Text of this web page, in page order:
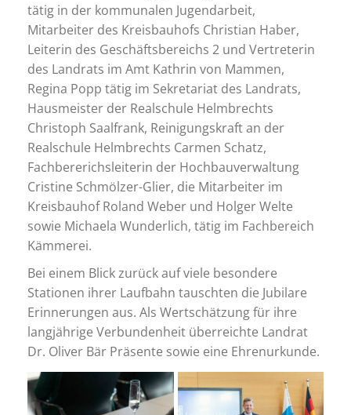
tätig in der kommunalen Jugendarbeit,
Mitarbeiter des Kreisbauhofs Christian Haber,
Leiterin des Geschäftsbereichs 2 und Vertreterin
des Landrats im Amt Kathrin von Mammen,
Regina Popp tätig im Sekretariat des Landrats,
Hausmeister der Realschule Helmbrechts
Christoph Saalfrank, Reinigungskraft an der
Realschule Helmbrechts Carmen Schatz,
Fachbererichsleiterin der Hochbauverwaltung
Cristine Schmölzer-Glier, die Mitarbeiter im
Kreisbauhof Roland Weber und Holger Welte
sowie Michaela Wunderlich, tätig im Fachbereich
Kämmerei.
Bei einem Blick zurück auf viele besondere
Stationen ihrer Laufbahn tauschten die Jubilare
Erinnerungen aus. Als Wertschätzung für ihre
langjährige Verbundenheit überreichte Landrat
Dr. Oliver Bär Präsente sowie eine Ehrenurkunde.